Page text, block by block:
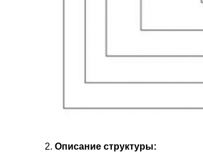
2. Описание структуры: